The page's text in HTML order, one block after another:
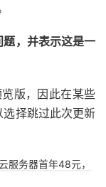
，并表示这是一
版，因此在某些
择跳过此次更新
服务器首年48元，